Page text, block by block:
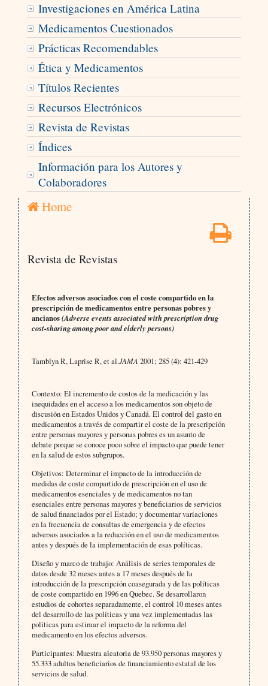
Investigaciones en América Latina
Medicamentos Cuestionados
Prácticas Recomendables
Ética y Medicamentos
Títulos Recientes
Recursos Electrónicos
Revista de Revistas
Índices
Información para los Autores y
Colaboradores
Home
Revista de Revistas
Efectos adversos asociados con el coste compartido en la
prescripción de medicamentos entre personas pobres y
ancianos(Adverse events associated with prescription drug
cost-sharing among poor and elderly persons)
Tamblyn R, Laprise R, et al.JAMA 2001; 285 (4): 421-429
Contexto: El incremento de costos de la medicación y las
inequidades en el acceso a los medicamentos son objeto de
discusión en Estados Unidos y Canadá. El control del gasto en
medicamentos a través de compartir el coste de la prescripción
entre personas mayores y personas pobres es un asunto de
debate porque se conoce poco sobre el impacto que puede tener
en la salud de estos subgrupos.
Objetivos: Determinar el impacto de la introducción de
medidas de coste compartido de prescripción en el uso de
medicamentos esenciales y de medicamentos no tan
esenciales entre personas mayores y beneficiarios de servicios
de salud financiados por el Estado; y documentar variaciones
en la frecuencia de consultas de emergencia y de efectos
adversos asociados a la reducción en el uso de medicamentos
antes y después de la implementación de esas políticas.
Diseño y marco de trabajo: Análisis de series temporales de
datos desde 32 meses antes a 17 meses después de la
introducción de la prescripción coasegurada y de las políticas
de coste compartido en 1996 en Quebec. Se desarrollaron
estudios de cohortes separadamente, el control 10 meses antes
del desarrollo de las políticas y una vez implementadas las
políticas para estimar el impacto de la reforma del
medicamento en los efectos adversos.
Participantes: Muestra aleatoria de 93.950 personas mayores y
55.333 adultos beneficiarios de financiamiento estatal de los
servicios de salud.